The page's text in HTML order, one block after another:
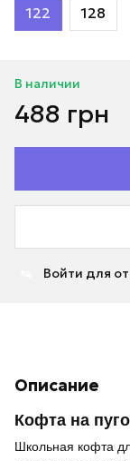
122 128
В наличии
488 грн
Войти для
Описание
Кофта на
Школьная кофта